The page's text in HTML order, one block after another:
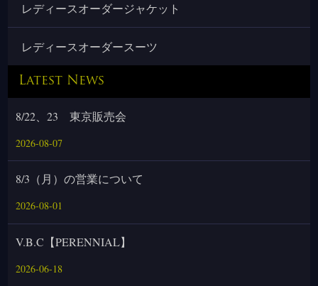
レディースオーダージャケット
レディースオーダースーツ
Latest News
8/22、23 東京販売会
2026-08-07
8/3（月）の営業について
2026-08-01
V.B.C【PERENNIAL】
2026-06-18